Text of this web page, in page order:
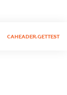
CAHEADER.GETTEST